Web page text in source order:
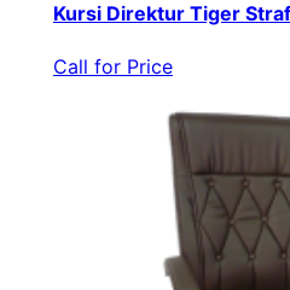
Kursi Direktur Tiger
Call for Price